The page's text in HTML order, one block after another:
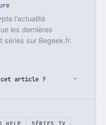
l'actualité
les dernières
séries sur Begeek.fr.
cet article ?
HELP SÉRIES TV